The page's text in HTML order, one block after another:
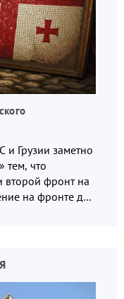
и Грузии заметно
тем, что
второй фронт на
на фронте для